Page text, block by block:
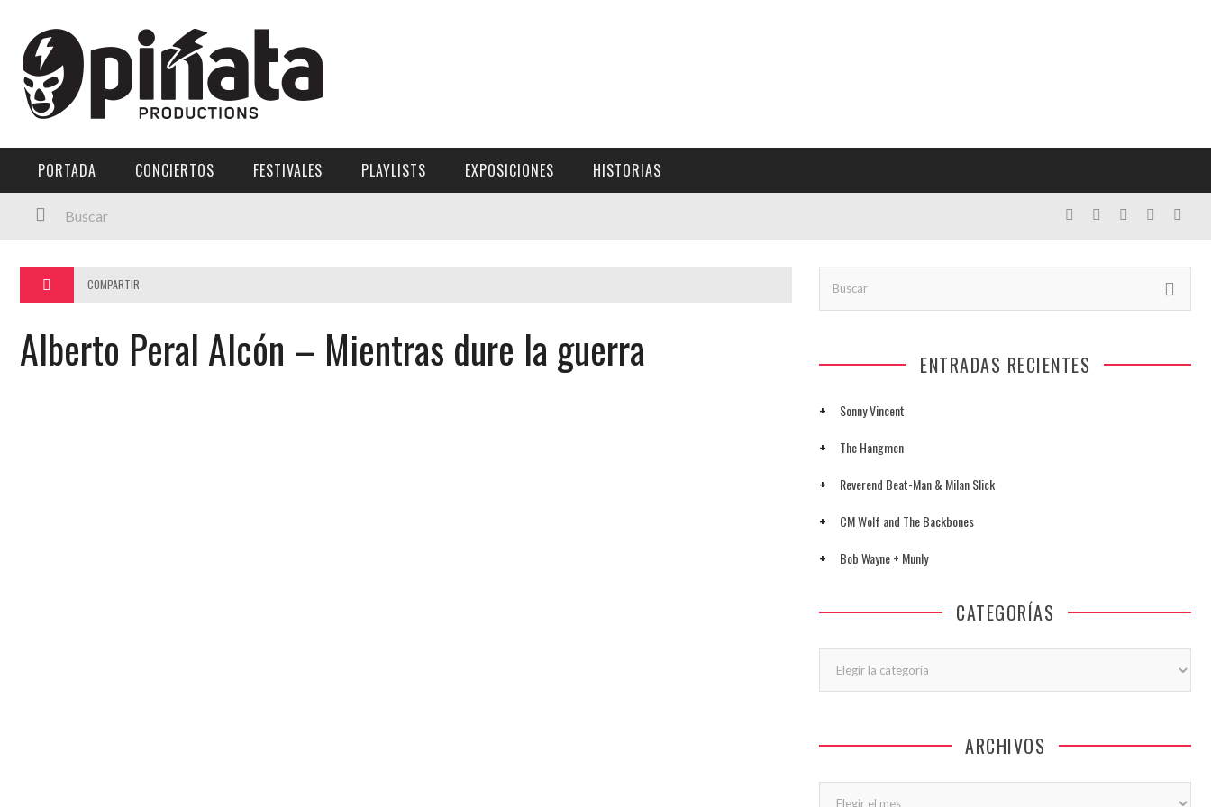
Menú Principal
PORTADA
FESTIVALES
EXPOSICIONES
HISTORIAS
PORTADA CONCIERTOS FESTIVALES PLAYLISTS EXPOSICIONES HISTORIAS
COMPARTIR
Alberto Peral Alcón – Mientras dure la guerra ENTRADAS RECIENTES
Sonny Vincent
The Hangmen
Reverend Beat-Man & Milan Slick
CM Wolf and The Backbones
Bob Wayne + Munly
CATEGORÍAS
ARCHIVOS